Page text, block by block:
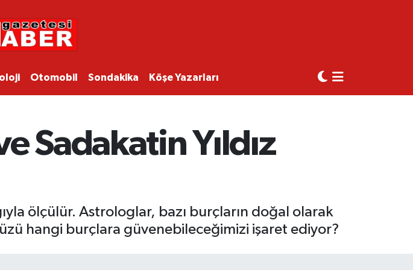
Otomobil Sondakika Köşe Yazarları
Sadakatin Yıldız
ölçülür. Astrologlar, bazı burçların doğal olarak
hangi burçlara güvenebileceğimizi işaret ediyor?